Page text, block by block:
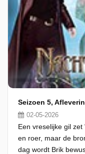
Seizoen 5,
02-05-2026
Een vreselijke gil
en roer, maar de
dag wordt Brik